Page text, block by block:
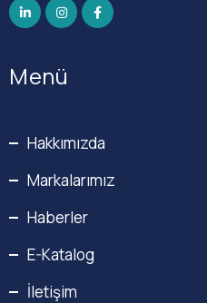
Menü
Hakkımızda
Markalarımız
Haberler
E-Katalog
İletişim